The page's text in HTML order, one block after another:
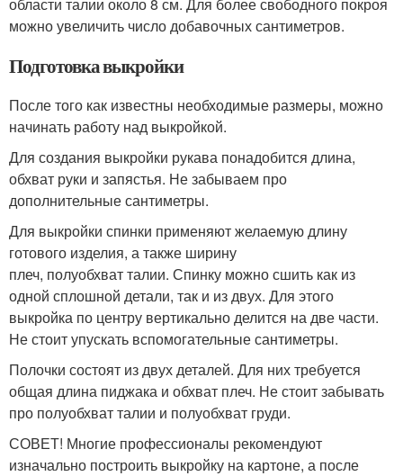
можно увеличить число добавочных сантиметров.
Подготовка выкройки
После того как известны необходимые размеры, можно
начинать работу над выкройкой.
Для создания выкройки рукава понадобится длина,
обхват руки и запястья. Не забываем про
дополнительные сантиметры.
Для выкройки спинки применяют желаемую длину
готового изделия, а также ширину
плеч, полуобхват талии. Спинку можно сшить как из
одной сплошной детали, так и из двух. Для этого
выкройка по центру вертикально делится на две части.
Не стоит упускать вспомогательные сантиметры.
Полочки состоят из двух деталей. Для них требуется
общая длина пиджака и обхват плеч. Не стоит забывать
про полуобхват талии и полуобхват груди.
СОВЕТ! Многие профессионалы рекомендуют
изначально построить выкройку на картоне, а после